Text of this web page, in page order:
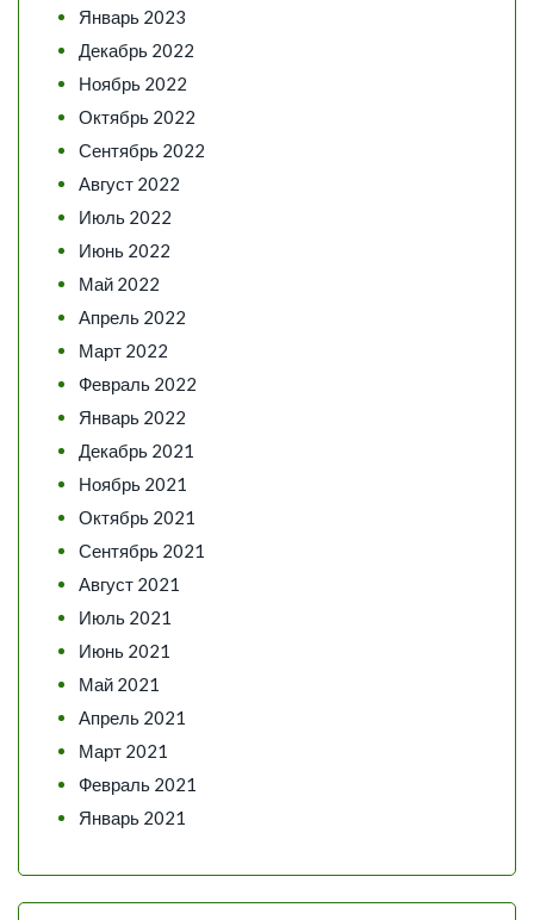
Январь 2023
Декабрь 2022
Ноябрь 2022
Октябрь 2022
Сентябрь 2022
Август 2022
Июль 2022
Июнь 2022
Май 2022
Апрель 2022
Март 2022
Февраль 2022
Январь 2022
Декабрь 2021
Ноябрь 2021
Октябрь 2021
Сентябрь 2021
Август 2021
Июль 2021
Июнь 2021
Май 2021
Апрель 2021
Март 2021
Февраль 2021
Январь 2021